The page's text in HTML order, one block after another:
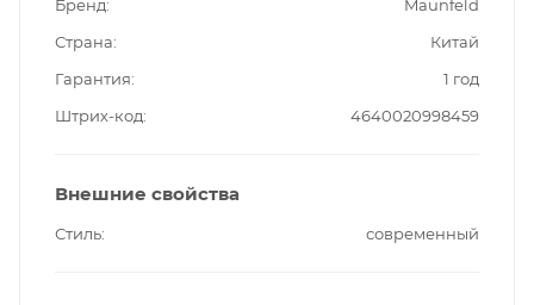
Бренд
Maunfeld
Страна
Китай
Гарантия
1 год
Штрих-код
4640020998459
Внешние свойства
Стиль современный